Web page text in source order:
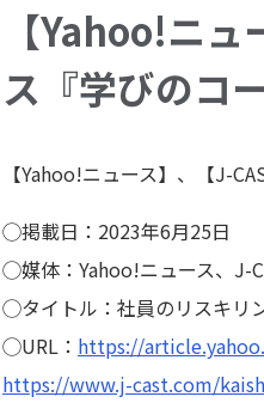
【Yahoo!ニ
ス『学びのコ
【Yahoo!ニュース】、【J-
◯掲載日：2023年6月25日
◯媒体：Yahoo!ニュース、J-
◯タイトル：社員のリスキリ
◯URL： https://
https://www.j-cast.com/